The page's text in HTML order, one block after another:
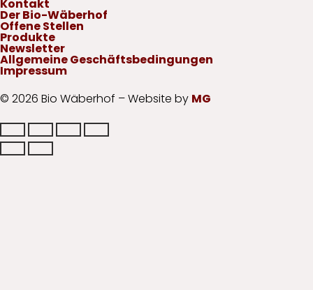
Kontakt
Der Bio-Wäberhof
Offene Stellen
Produkte
Newsletter
Allgemeine Geschäftsbedingungen
Impressum
© 2026 Bio Wäberhof – Website by MG